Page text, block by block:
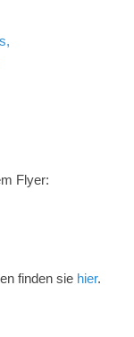
Flyer:
finden sie hier.